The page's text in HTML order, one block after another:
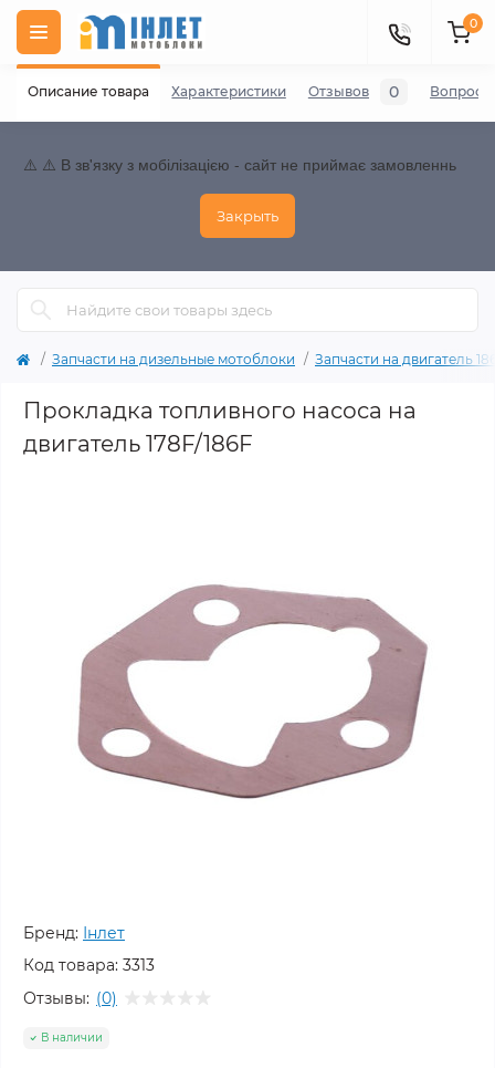
⚠️ ⚠️ В зв'язку з мобілізацією - сайт не приймає замовленнь
Закрыть
0
Запчасти на дизельные мотоблоки Запчасти на двигатель
Прокладка топливного насоса на
двигатель 178F/186F
Бренд: Інлет
Код товара: 3313
Отзывы: (0)
В наличии
Описание товара Характеристики Отзывов 0 Вопросы